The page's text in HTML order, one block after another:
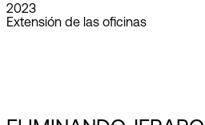
2023
Extensión de las oficinas